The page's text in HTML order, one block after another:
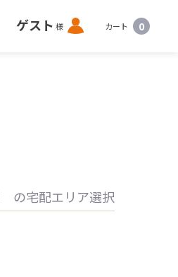
ゲスト 様 ロ
グ
カート 0
の宅配エリア選択